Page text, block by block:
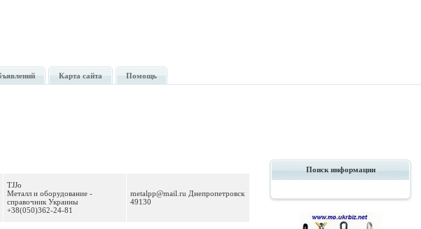
Карта сайта Помощь
TJJo
Металл и оборудование -
справочник Украины
+38(050)362-24-81
metalpp@mail.ru Днепропетровск
49130
Поиск информации